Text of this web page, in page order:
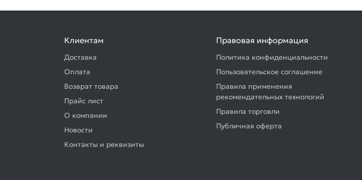
Клиентам
Доставка
Оплата
Возврат товара
Прайс лист
О компании
Новости
Контакты и реквизиты
Правовая информация
Политика конфиденциальности
Пользовательское соглашение
Правила применения
рекомендательных технологий
Правила торговли
Публичная оферта